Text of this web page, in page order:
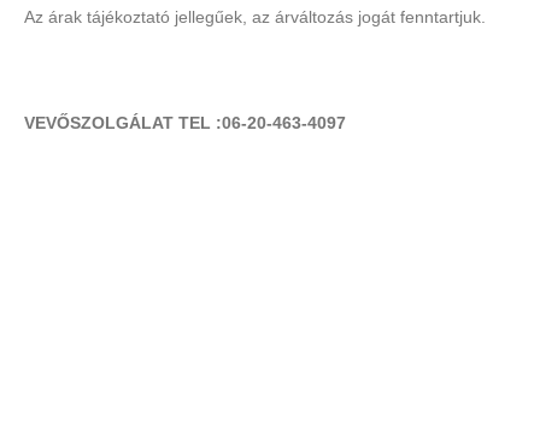
Az árak tájékoztató jellegűek, az árváltozás jogát fenntartjuk.
VEVŐSZOLGÁLAT TEL :06-20-463-4097